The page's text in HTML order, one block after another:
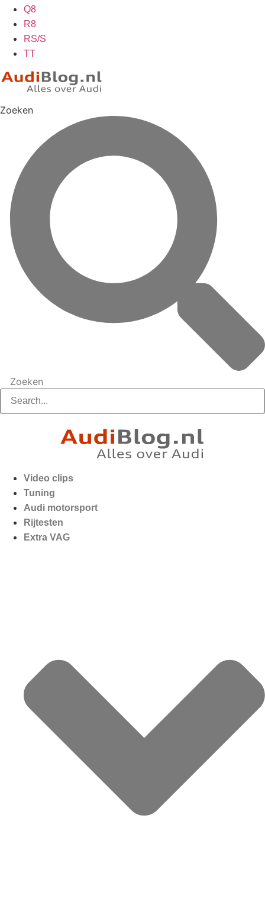
Q8
R8
RS/S
TT
Zoeken
Zoeken
Video clips
Tuning
Audi motorsport
Rijtesten
Extra VAG